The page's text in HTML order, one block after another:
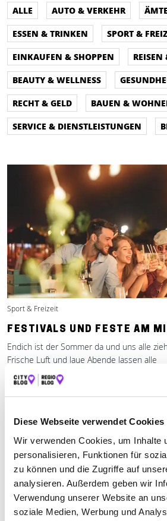
Diese Webseite verwendet Cookies
Wir verwenden Cookies, um Inhalte
personalisieren, Funktionen für
zu können und die Zugriffe auf
analysieren. Außerdem geben wir
Verwendung unserer Website an
soziale Medien, Werbung und
ALLE AUTO & VERKEHR
ESSEN & TRINKEN
SPORT &
EINKAUFEN & SHOPPEN
REISEN
BEAUTY & WELLNESS
RECHT & GELD
BAUEN &
SERVICE & DIENSTLEISTUNGEN
Sport & Freizeit
FESTIVALS UND FESTE AM
Endich ist der Sommer da und uns alle
Frische Luft und laue Abende lassen alle
Mehr erfahren